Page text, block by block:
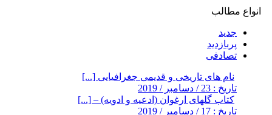
انواع مطالب
جدید
پربازدید
تصادفی
نام های تاریخی و قدیمی جغرافیایی [...]
تاریخ : 23 / دسامبر / 2019
کتاب گلهای ارغوان (ادعیه و ادویه) – [...]
تاریخ : 17 / دسامبر / 2019